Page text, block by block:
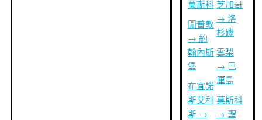
莫斯科
開普敦
→ 約
翰內斯
堡
布宜諾
斯艾利
斯 →
芝加哥
→ 洛
杉磯
雪梨
→ 巴
厘島
莫斯科
→ 聖